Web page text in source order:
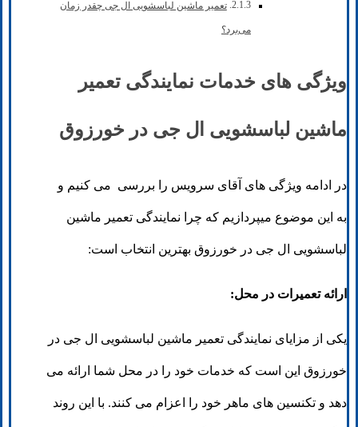
تعمیر ماشین لباسشویی ال جی چقدر زمان
می‌برد؟
ویژگی های خدمات نمایندگی تعمیر
ماشین لباسشویی ال جی در خورزوق
در ادامه ویژگی های آقای سرویس را بررسی می کنیم و
به این موضوع میپردازیم که چرا نمایندگی تعمیر ماشین
لباسشویی ال جی در خورزوق بهترین انتخاب است:
ارائه تعمیرات در محل:
یکی از مزایای نمایندگی تعمیر ماشین لباسشویی ال جی در
خورزوق این است که خدمات خود را در محل شما ارائه می
دهد و تکنسین های ماهر خود را اعزام می کنند. با این روند